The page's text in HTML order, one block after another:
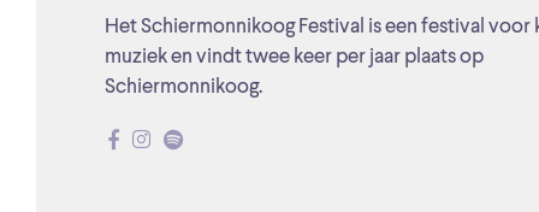
Het Schiermonnikoog Festival is een festival voor
muziek en vindt twee keer per jaar plaats op
Schiermonnikoog.